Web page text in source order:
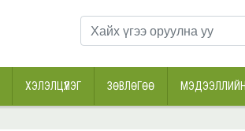
ХЭЛЭЛЦҮҮЛЭГ ЗӨВЛӨГӨӨ